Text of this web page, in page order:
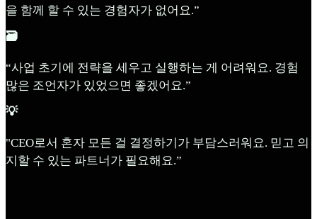
을 함께 할 수 있는 경험자가 없어요.”
🗃️
“사업 초기에 전략을 세우고 실행하는 게 어려워요. 경험
많은 조언자가 있었으면 좋겠어요.”
💡
"CEO로서 혼자 모든 걸 결정하기가 부담스러워요. 믿고 의
지할 수 있는 파트너가 필요해요.”